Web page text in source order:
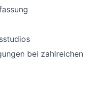
bei zahlreichen